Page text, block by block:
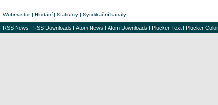
Webmaster | Hledání | Statistiky | Syndikační kanály
RSS News | RSS Downloads | Atom News | Atom Downloads | Plucker Text | Plucker Color